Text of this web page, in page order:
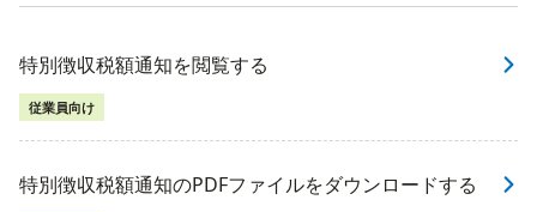
特別徴収税額通知を閲覧する
従業員向け
特別徴収税額通知のPDFファイルをダウンロードする